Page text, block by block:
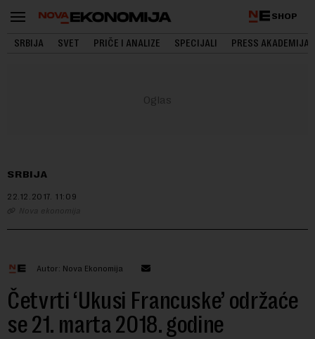
SHOP
SRBIJA SVET PRIČE I ANALIZE SPECIJALI PRESS AKADEMIJA
SRBIJA
22.12.2017. 11:09
Nova ekonomija
Autor: Nova Ekonomija
Četvrti ‘Ukusi Francuske’ održaće
se 21. marta 2018. godine